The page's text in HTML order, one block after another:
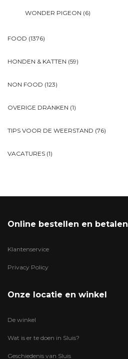
WONDER PIGEON (6)
FOOD (1376)
HONDEN & KATTEN (59)
NON FOOD (123)
OVERIGE DRANKEN (1)
TIPS VOOR DE WEERSTAND (76)
VACATURES (1)
Online bestellen en betalen
Klantenservice
Privacy Policy
Onze locatie en winkel
De winkel
Wat is er te doen in Sluis?
Geschiedenis van Sluis